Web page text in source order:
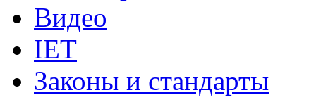
Видео
IET
Законы и стандарты